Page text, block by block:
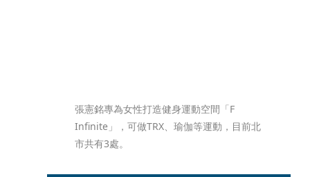
張憲銘專為女性打造健身運動空間「F
Infinite」，可做TRX、瑜伽等運動，目前北
市共有3處。